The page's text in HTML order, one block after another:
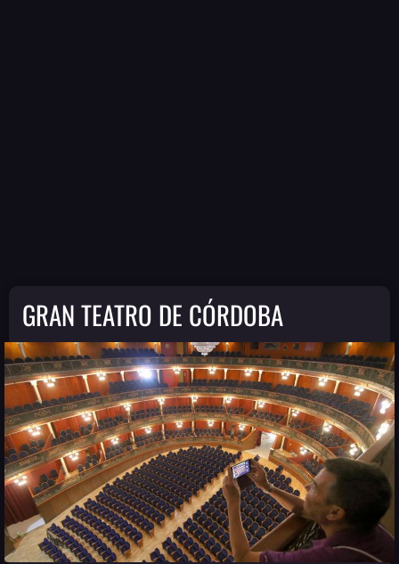
GRAN TEATRO DE CÓRDOBA